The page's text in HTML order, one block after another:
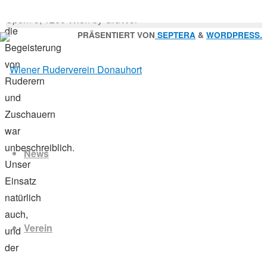
springenNews
Verein
die
Begeisterung
von
Ruderern
und
Zuschauern
war
unbeschreiblich.
Unser
Einsatz
natürlich
auch,
und
der
Sporn 9, 1200 Wien by GruWol
PRÄSENTIERT VON SEPTERA & WORDPRESS.
Zurück
nach
oben